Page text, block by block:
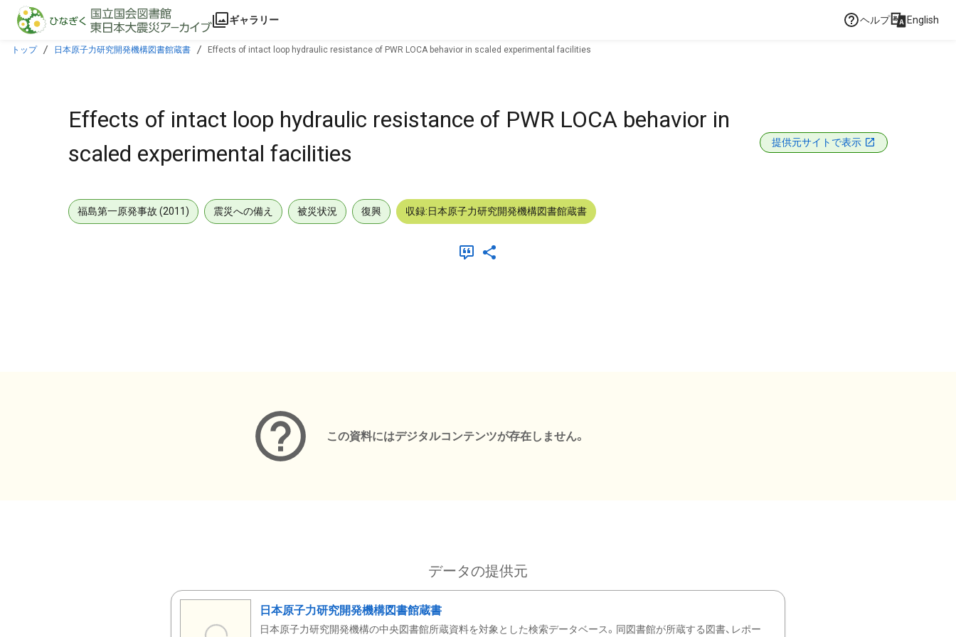
本文に飛ぶ
ギャラリー ヘルプ English
トップ 日本原子力研究開発機構図書館蔵書 Effects of intact loop hydraulic resistance of PWR LOCA behavior in scaled experimental facilities
Effects of intact loop hydraulic resistance of PWR LOCA behavior in
scaled experimental facilities
提供元サイトで表示
福島第一原発事故 (2011) 震災への備え 被災状況 復興 収録:日本原子力研究開発機構図書館蔵書
この資料にはデジタルコンテンツが存在しません。
データの提供元
日本原子力研究開発機構図書館蔵書
日本原子力研究開発機構の中央図書館所蔵資料を対象とした検索データベース。同図書館が所蔵する図書、レポー